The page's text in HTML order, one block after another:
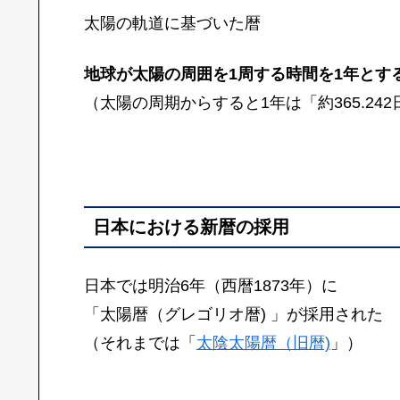
太陽の軌道に基づいた暦
地球が太陽の周囲を1周する時間を1年とす
（太陽の周期からすると1年は「約365.242
日本における新暦の採用
日本では明治6年（西暦1873年）に
「太陽暦（グレゴリオ暦) 」が採用された
（それまでは「 太陰太陽暦（旧暦) 」）